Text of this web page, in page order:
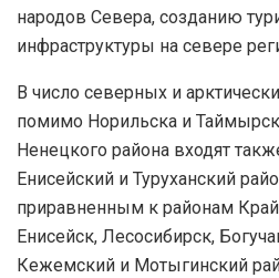
народов Севера, созданию
инфраструктуры на севере
В число северных и
помимо Норильска и
Ненецкого района входят
Енисейский и Туруханский
приравненным к районам
Енисейск, Лесосибирск,
Кежемский и Мотыгинский